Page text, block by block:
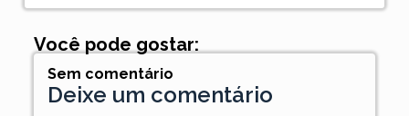
Você pode gostar:
Sem comentário
Deixe um comentário